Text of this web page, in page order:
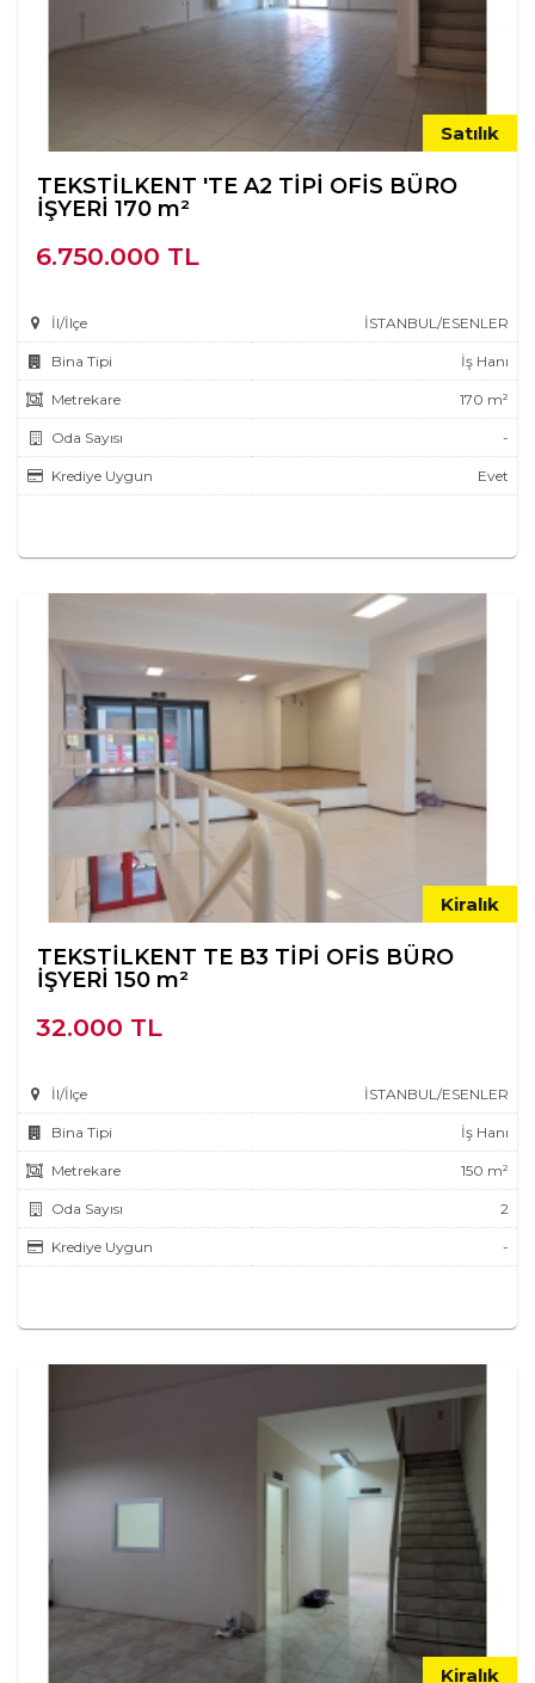
Satılık
TEKSTİLKENT 'TE A2 TİPİ OFİS BÜRO
İŞYERİ 170 m²
6.750.000 TL
İl/İlçe İSTANBUL/ESENLER
Bina Tipi İş Hanı
Metrekare 170 m²
Oda Sayısı -
Krediye Uygun Evet
Kiralık
TEKSTİLKENT TE B3 TİPİ OFİS BÜRO
İŞYERİ 150 m²
32.000 TL
İl/İlçe İSTANBUL/ESENLER
Bina Tipi İş Hanı
Metrekare 150 m²
Oda Sayısı 2
Krediye Uygun -
Kiralık